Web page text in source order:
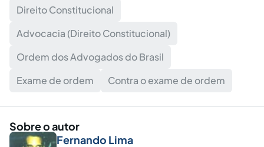
Direito Constitucional
Advocacia (Direito Constitucional)
Ordem dos Advogados do Brasil
Exame de ordem
Contra o exame de ordem
Sobre o autor
Fernando Lima